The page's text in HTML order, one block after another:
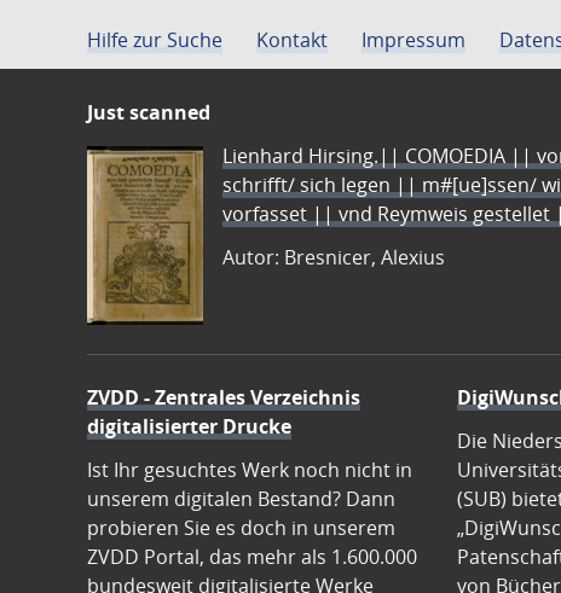
Hilfe zur Suche Kontakt Impressum
Just scanned
Lienhard Hirsing.|| COMOEDIA ||
schrifft/ sich legen || m#[ue]ssen/
vorfasset || vnd Reymweis
Autor: Bresnicer, Alexius
ZVDD - Zentrales Verzeichnis
digitalisierter Drucke
Ist Ihr gesuchtes Werk noch nicht in
unserem digitalen Bestand? Dann
probieren Sie es doch in unserem
ZVDD Portal, das mehr als 1.600.000
bundesweit digitalisierte Werke
Die
(SUB)
von